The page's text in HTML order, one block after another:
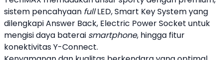
sistem pencahyaan fullLED, Smart Key System yang
dilengkapi Answer Back, Electric Power Socket untuk
mengisi daya baterai smartphone, hingga fitur
konektivitasY-Connect.